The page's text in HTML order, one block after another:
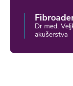
Dr med.
akušerstva